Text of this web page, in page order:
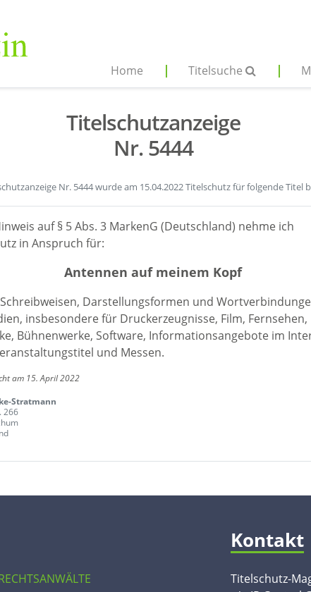
Home Titelsuche
Titelschutzanzeige
Nr. 5444
Nr. 5444 wurde am 15.04.2022 Titelschutz für folgende Titel
auf § 5 Abs. 3 MarkenG (Deutschland) nehme ich
in Anspruch für:
Antennen auf meinem Kopf
Darstellungsformen und
insbesondere für Druckerzeugnisse, Film, Fernsehen,
Bühnenwerke, Software, Informationsangebote im
und Messen.
am 15. April 2022
Stratmann
266
Kontakt
Titelschutz-